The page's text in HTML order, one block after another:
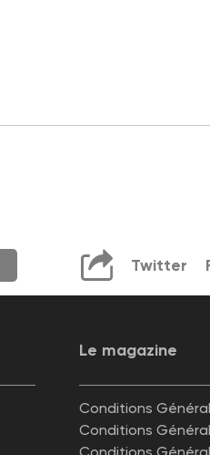
Twitter
Le magazine
Conditions
Conditions